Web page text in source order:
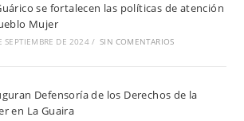
se fortalecen las políticas de atención
Mujer
SEPTIEMBRE DE 2024 / SIN COMENTARIOS
Defensoría de los Derechos de la
en La Guaira